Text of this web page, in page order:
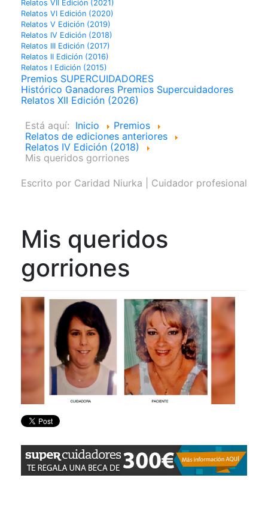
Relatos VII Edición (2021)
Relatos VI Edición (2020)
Relatos V Edición (2019)
Relatos IV Edición (2018)
Relatos III Edición (2017)
Relatos II Edición (2016)
Relatos I Edición (2015)
Premios SUPERCUIDADORES
Histórico Ganadores Premios Supercuidadores
Relatos XII Edición (2026)
Está aquí: Inicio
Premios
Relatos de ediciones anteriores
Relatos IV Edición (2018)
Mis queridos gorriones
Escrito por Caridad Niurka | Cuidador profesional
Mis queridos
gorriones